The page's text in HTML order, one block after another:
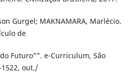
Gurgel; MAKNAMARA, Marlécio.
de
Futuro””. e-Curriculum, São
1522, out./